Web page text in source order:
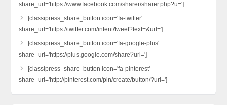
share_url='https://www.facebook.com/sharer/sharer.php?u=']
[classipress_share_button icon='fa-twitter'
share_url='https://twitter.com/intent/tweet?text=&url=']
[classipress_share_button icon='fa-google-plus'
share_url='https://plus.google.com/share?url=']
[classipress_share_button icon='fa-pinterest'
share_url='http://pinterest.com/pin/create/button/?url=']